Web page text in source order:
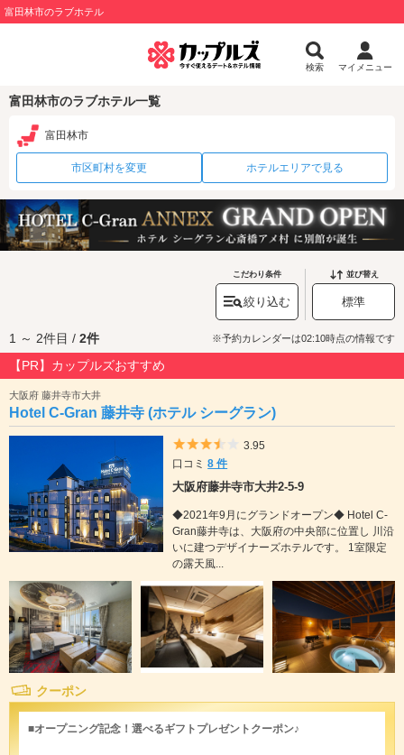
富田林市のラブホテル
検索 マイメニュー
富田林市のラブホテル一覧
富田林市
市区町村を変更 ホテルエリアで見る
こだわり条件
絞り込む
並び替え
標準
1 ～ 2件目 / 2件 ※予約カレンダーは02:10時点の情報です
【PR】カップルズおすすめ
大阪府 藤井寺市大井
Hotel C-Gran 藤井寺 (ホテル シーグラン)
5つ星のうち3.5
3.95
口コミ8 件
大阪府藤井寺市大井2-5-9
◆2021年9月にグランドオープン◆ Hotel C-
Gran藤井寺は、大阪府の中央部に位置し 川沿
いに建つデザイナーズホテルです。 1室限定
の露天風...
クーポン
■オープニング記念！選べるギフトプレゼントクーポン♪